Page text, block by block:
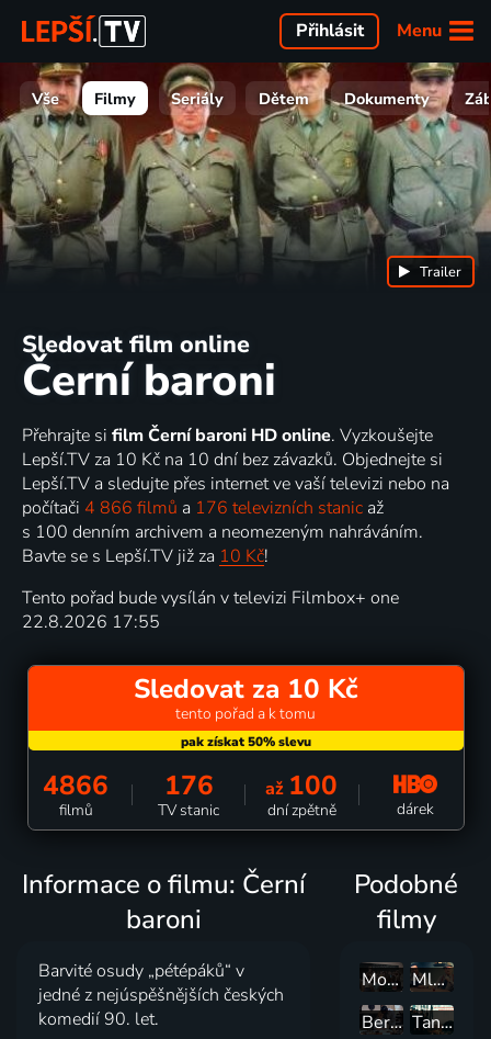
Menu
Přihlásit
Vše Filmy Seriály Dětem Dokumenty
Sledovat film online
Černí baroni
Trailer
Přehrajte si film Černí baroni HD online. Vyzkoušejte
Lepší.TV za 10 Kč na 10 dní bez závazků. Objednejte si
Lepší.TV a sledujte přes internet ve vaší televizi nebo na
počítači 4 866 filmů a 176 televizních stanic až
s 100 denním archivem a neomezeným nahráváním.
Bavte se s Lepší.TV již za 10 Kč!
Tento pořad bude vysílán v televizi Filmbox+ one
22.8.2026 17:55
Sledovat za 10 Kč
tento pořad a k tomu
4866
filmů
176
TV stanic
až 100
dní zpětně dárek
Informace o filmu: Černí
baroni
Barvité osudy „pétépáků“ v
jedné z nejúspěšnějších českých
komedií 90. let.
Podobné
filmy
Moudrá sova
Mladé víno
Berete se dobrovolně?
Tankový prapor